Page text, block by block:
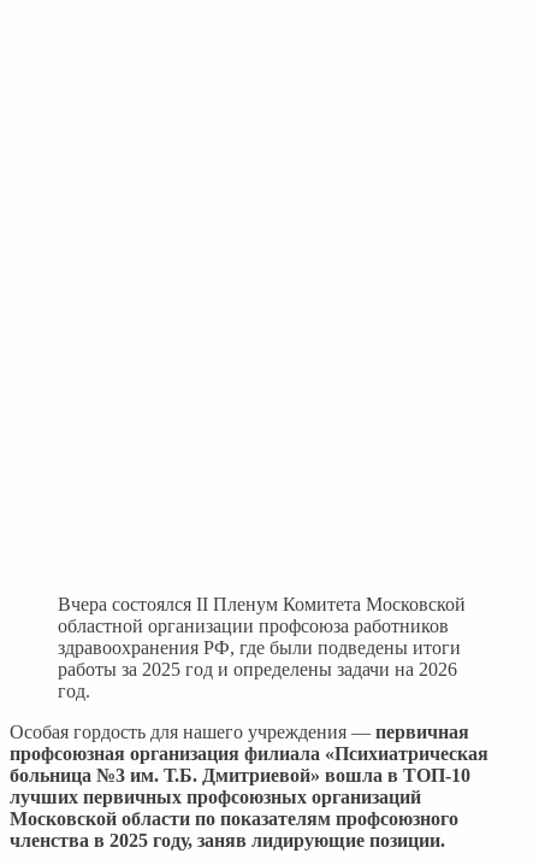
Вчера состоялся II Пленум Комитета Московской
областной организации профсоюза работников
здравоохранения РФ, где были подведены итоги
работы за 2025 год и определены задачи на 2026
год.
Особая гордость для нашего учреждения — первичная
профсоюзная организация филиала «Психиатрическая
больница №3 им. Т.Б. Дмитриевой» вошла в ТОП-10
лучших первичных профсоюзных организаций
Московской области по показателям профсоюзного
членства в 2025 году, заняв лидирующие позиции.